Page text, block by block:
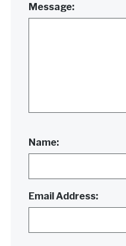
Message:
Name:
Email Address: